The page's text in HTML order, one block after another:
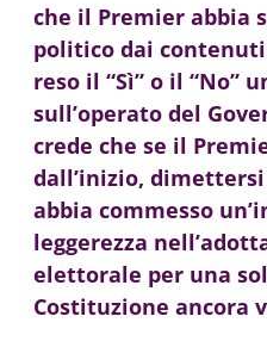
che il Premier abbia
politico dai
reso il “Sì” o il “No”
sull’operato del
crede che se il
dall’inizio,
abbia commesso
leggerezza
elettorale per una
Costituzione ancora